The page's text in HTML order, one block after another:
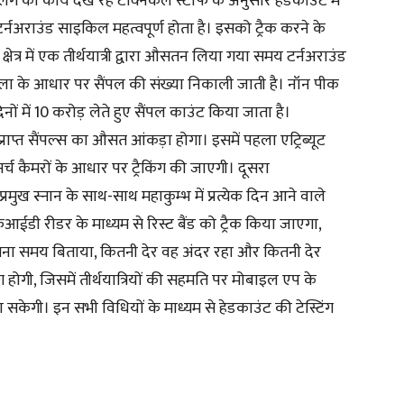
साइकिल महत्वपूर्ण होता है। इसको ट्रैक करने के
में एक तीर्थयात्री द्वारा औसतन लिया गया समय टर्नअराउंड
के आधार पर सैंपल की संख्या निकाली जाती है। नॉन पीक
में 10 करोड़ लेते हुए सैंपल काउंट किया जाता है।
सैंपल्स का औसत आंकड़ा होगा। इसमें पहला एट्रिब्यूट
कैमरों के आधार पर ट्रैकिंग की जाएगी। दूसरा
स्नान के साथ-साथ महाकुम्भ में प्रत्येक दिन आने वाले
रीडर के माध्यम से रिस्ट बैंड को ट्रैक किया जाएगा,
समय बिताया, कितनी देर वह अंदर रहा और कितनी देर
होगी, जिसमें तीर्थयात्रियों की सहमति पर मोबाइल एप के
इन सभी विधियों के माध्यम से हेडकाउंट की टेस्टिंग